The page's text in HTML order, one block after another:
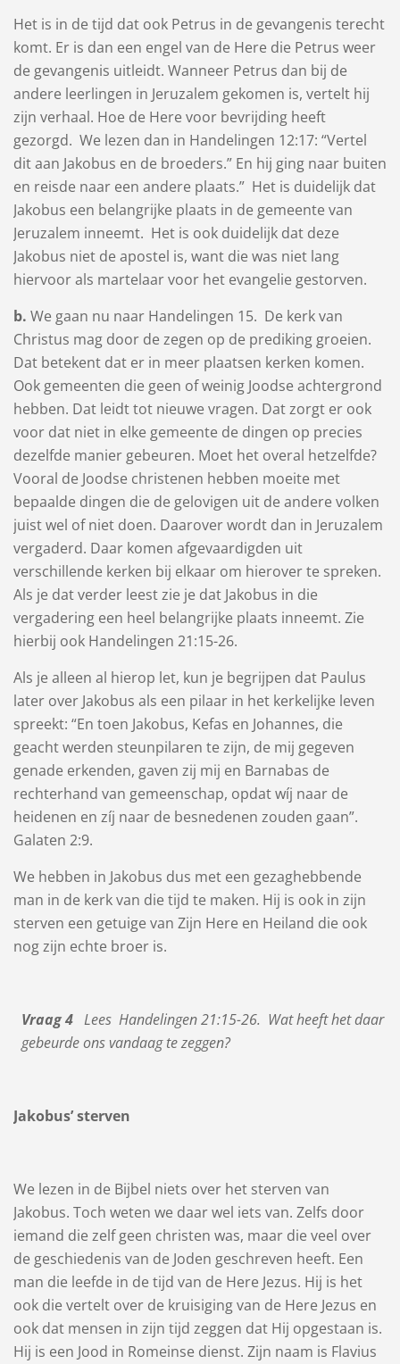
Het is in de tijd dat ook Petrus in de gevangenis terecht
komt. Er is dan een engel van de Here die Petrus weer
de gevangenis uitleidt. Wanneer Petrus dan bij de
andere leerlingen in Jeruzalem gekomen is, vertelt hij
zijn verhaal. Hoe de Here voor bevrijding heeft
gezorgd. We lezen dan in Handelingen 12:17: “Vertel
dit aan Jakobus en de broeders.” En hij ging naar buiten
en reisde naar een andere plaats.” Het is duidelijk dat
Jakobus een belangrijke plaats in de gemeente van
Jeruzalem inneemt. Het is ook duidelijk dat deze
Jakobus niet de apostel is, want die was niet lang
hiervoor als martelaar voor het evangelie gestorven.
b. We gaan nu naar Handelingen 15. De kerk van
Christus mag door de zegen op de prediking groeien.
Dat betekent dat er in meer plaatsen kerken komen.
Ook gemeenten die geen of weinig Joodse achtergrond
hebben. Dat leidt tot nieuwe vragen. Dat zorgt er ook
voor dat niet in elke gemeente de dingen op precies
dezelfde manier gebeuren. Moet het overal hetzelfde?
Vooral de Joodse christenen hebben moeite met
bepaalde dingen die de gelovigen uit de andere volken
juist wel of niet doen. Daarover wordt dan in Jeruzalem
vergaderd. Daar komen afgevaardigden uit
verschillende kerken bij elkaar om hierover te spreken.
Als je dat verder leest zie je dat Jakobus in die
vergadering een heel belangrijke plaats inneemt. Zie
hierbij ook Handelingen 21:15-26.
Als je alleen al hierop let, kun je begrijpen dat Paulus
later over Jakobus als een pilaar in het kerkelijke leven
spreekt: “En toen Jakobus, Kefas en Johannes, die
geacht werden steunpilaren te zijn, de mij gegeven
genade erkenden, gaven zij mij en Barnabas de
rechterhand van gemeenschap, opdat wíj naar de
heidenen en zíj naar de besnedenen zouden gaan”.
Galaten 2:9.
We hebben in Jakobus dus met een gezaghebbende
man in de kerk van die tijd te maken. Hij is ook in zijn
sterven een getuige van Zijn Here en Heiland die ook
nog zijn echte broer is.
Vraag 4 Lees Handelingen 21:15-26. Wat heeft het daar
gebeurde ons vandaag te zeggen?
Jakobus’ sterven
We lezen in de Bijbel niets over het sterven van
Jakobus. Toch weten we daar wel iets van. Zelfs door
iemand die zelf geen christen was, maar die veel over
de geschiedenis van de Joden geschreven heeft. Een
man die leefde in de tijd van de Here Jezus. Hij is het
ook die vertelt over de kruisiging van de Here Jezus en
ook dat mensen in zijn tijd zeggen dat Hij opgestaan is.
Hij is een Jood in Romeinse dienst. Zijn naam is Flavius